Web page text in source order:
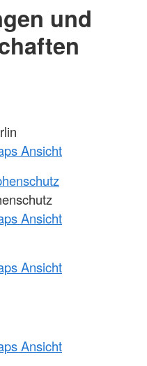
und
Ansicht
Ansicht
Ansicht
Ansicht